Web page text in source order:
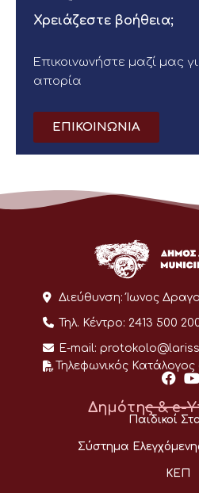
Χρειάζεστε βοήθεια;
Επικοινωνήστε μαζί μας
απορία
ΕΠΙΚΟΙΝΩΝΙΑ
Διεύθυνση: Ίωνος
Τηλ. Κέντρο: 2413 500
E-mail:
Τηλεφωνικός
Δημότης & e-
Παιδικοί
Σύστημα
ΚΕΠ